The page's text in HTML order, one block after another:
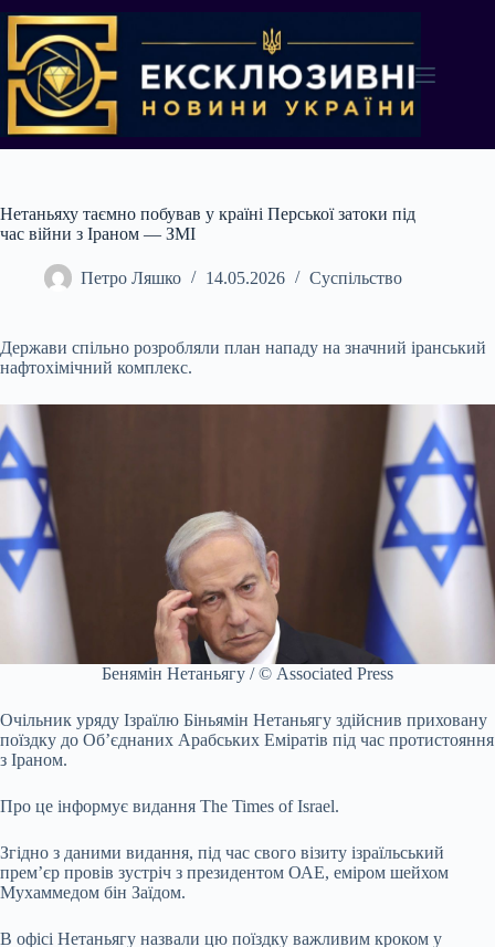
до
вмісту
Нетаньяху таємно побував у країні Перської затоки під
час війни з Іраном — ЗМІ
Петро Ляшко 14.05.2026 Суспільство
Держави спільно розробляли план нападу на значний іранський
нафтохімічний комплекс.
Бенямін Нетаньягу / © Associated Press
Очільник уряду Ізраїлю Біньямін Нетаньягу здійснив приховану
поїздку до Об’єднаних Арабських Еміратів під час протистояння
з Іраном.
Про це інформує видання The Times of Israel.
Згідно з даними видання, під час свого візиту ізраїльський
прем’єр провів зустріч з президентом ОАЕ, еміром шейхом
Мухаммедом бін Заїдом.
В офісі Нетаньягу назвали цю поїздку важливим кроком у